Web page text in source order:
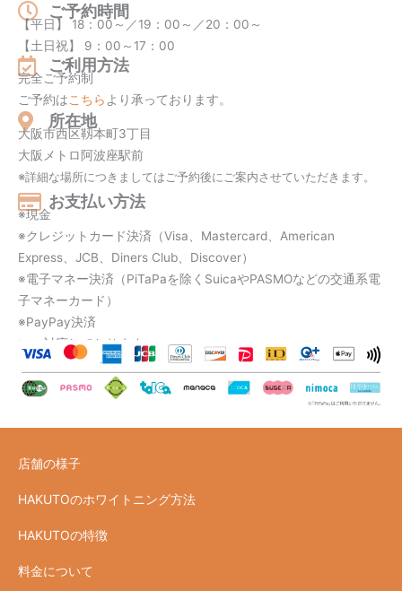
ご予約時間
【平日】 18：00～／19：00～／20：00～
【土日祝】 9：00～17：00
ご利用方法
完全ご予約制
ご予約はこちら より承っております。
所在地
大阪市西区靱本町3丁目
大阪メトロ阿波座駅前
※詳細な場所につきましてはご予約後にご案内させていただきます。
お支払い方法
※現金
※クレジットカード決済（Visa、 Mastercard、 American
Express、 JCB、 Diners Club、 Discover）
※電子マネー決済（PiTaPaを除くSuicaやPASMOなどの交通系電
子マネーカード）
※PayPay決済
にご対応しております。
店舗の様子
HAKUTOのホワイトニング方法
HAKUTOの特徴
料金について